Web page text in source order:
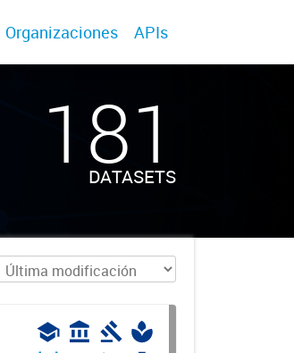
Organizaciones APIs
181
DATASETS